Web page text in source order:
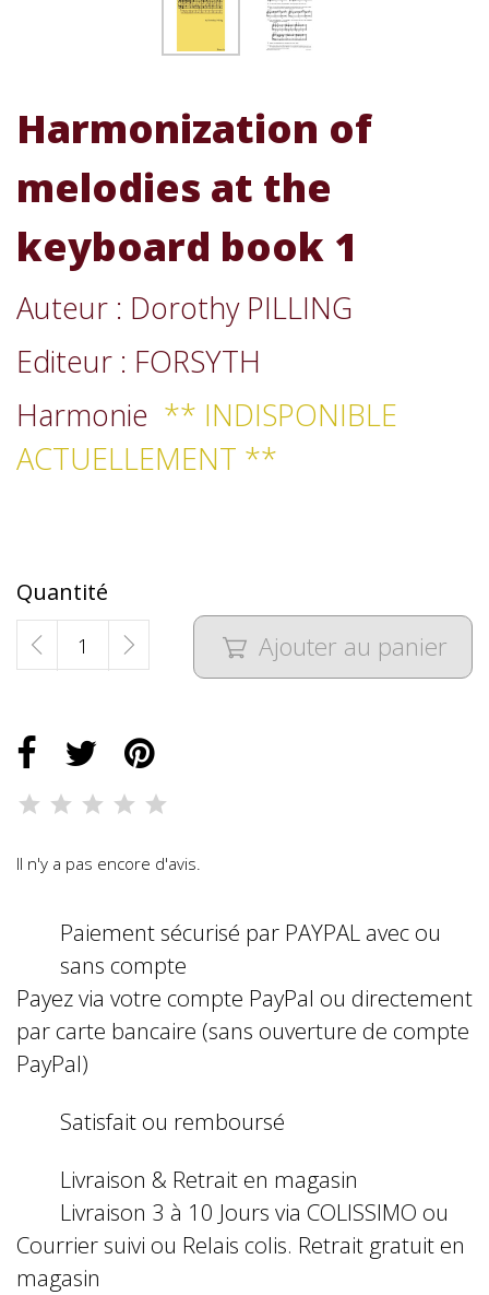
Harmonization of
melodies at the
keyboard book 1
Auteur : Dorothy PILLING
Editeur : FORSYTH
Harmonie ** INDISPONIBLE
ACTUELLEMENT **
Quantité
 Ajouter au panier
Il n'y a pas encore d'avis.
Paiement sécurisé par PAYPAL avec ou
sans compte
Payez via votre compte PayPal ou directement
par carte bancaire (sans ouverture de compte
PayPal)
Satisfait ou remboursé
Livraison & Retrait en magasin
Livraison 3 à 10 Jours via COLISSIMO ou
Courrier suivi ou Relais colis. Retrait gratuit en
magasin